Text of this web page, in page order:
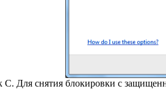
C. Для снятия блокировки с